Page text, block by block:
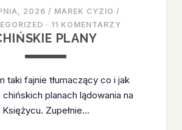
2026 / MAREK CYZIO /
· 11 KOMENTARZY
PLANY
taki fajnie tłumaczący co i jak
planach lądowania na
Księżycu. Zupełnie…